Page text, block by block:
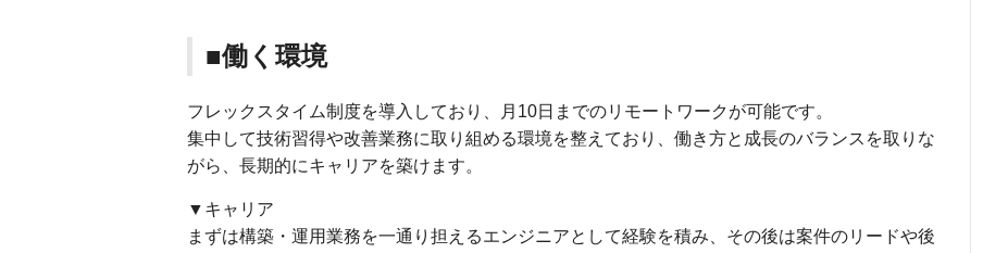
■働く環境
フレックスタイム制度を導入しており、月10日までのリモートワークが可能です。
集中して技術習得や改善業務に取り組める環境を整えており、働き方と成長のバランスを取りな
がら、長期的にキャリアを築けます。
▼キャリア
まずは構築・運用業務を一通り担えるエンジニアとして経験を積み、その後は案件のリードや後